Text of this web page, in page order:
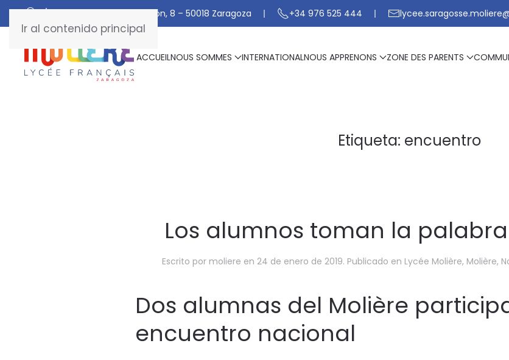
Ir al contenido principal
C/ De Manuel Marraco Ramón, 8 – 50018 Zaragoza +34 976 525 444
ACCUEILNOUS SOMMES INTERNATIONALNOUS APPRENONS ZONE DES PARENTS
Etiqueta: encuentro
Los alumnos toman la
Escrito por moliere en 24 de enero de 2019. Publicado en Lycée Molière, Molière,
Dos alumnas del Molière
encuentro nacional